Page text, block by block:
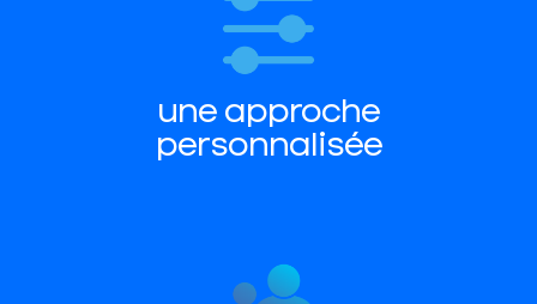
une approche
personnalisée